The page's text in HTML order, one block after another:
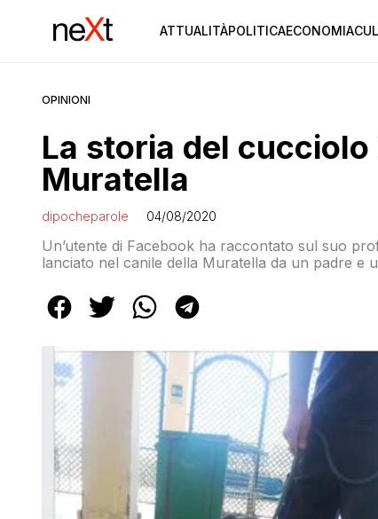
ATTUALITÀPOLITICAECONOMIA
OPINIONI
La storia del
Muratella
dipocheparole 04/08/2020
Un’utente di Facebook ha raccontato sul suo
lanciato nel canile della Muratella da un padre e
[…]